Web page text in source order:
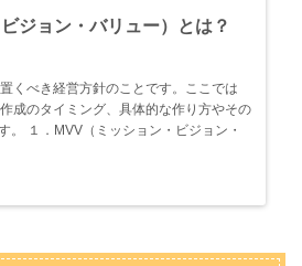
ジョン・バリュー）とは？
くべき経営方針のことです。ここでは
成のタイミング、具体的な作り方やその
。 １．MVV（ミッション・ビジョン・